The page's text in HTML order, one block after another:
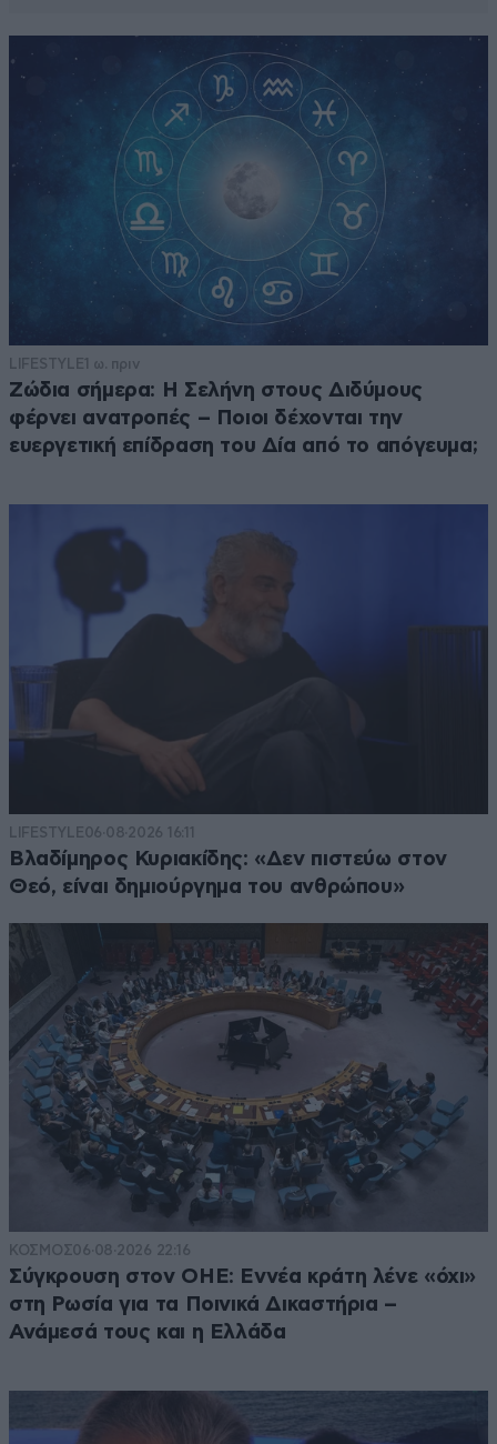
LIFESTYLE1 ω. πριν
Ζώδια σήμερα: Η Σελήνη στους Διδύμους
φέρνει ανατροπές – Ποιοι δέχονται την
ευεργετική επίδραση του Δία από το απόγευμα;
LIFESTYLE06·08·2026 16:11
Βλαδίμηρος Κυριακίδης: «Δεν πιστεύω στον
Θεό, είναι δημιούργημα του ανθρώπου»
ΚΟΣΜΟΣ06·08·2026 22:16
Σύγκρουση στον ΟΗΕ: Εννέα κράτη λένε «όχι»
στη Ρωσία για τα Ποινικά Δικαστήρια –
Ανάμεσά τους και η Ελλάδα